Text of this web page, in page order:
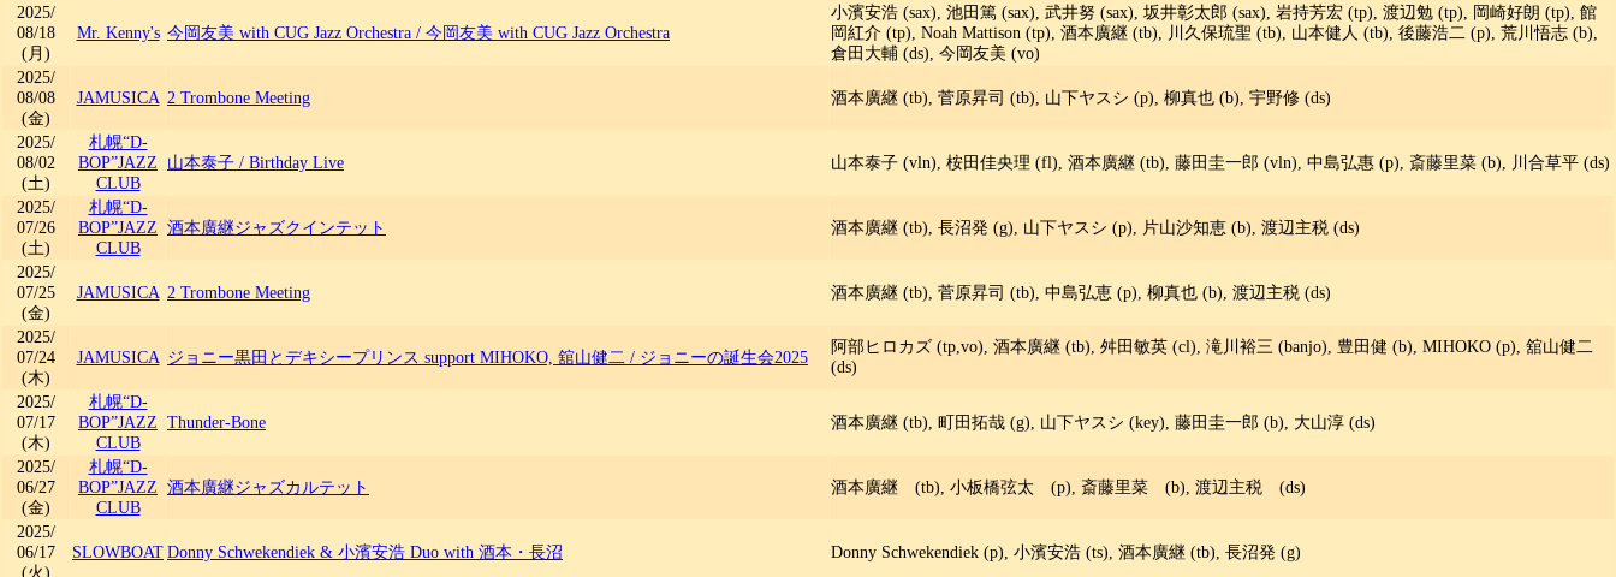
2025/
08/18
(月)
Mr. Kenny's 今岡友美 with CUG Jazz Orchestra / 今岡友美 with CUG Jazz Orchestra
小濱安浩 (sax), 池田篤 (sax), 武井努 (sax), 坂井彰太郎 (sax), 岩持芳宏 (tp), 渡辺勉 (tp), 岡崎好朗 (tp), 館
岡紅介 (tp), Noah Mattison (tp), 酒本廣継 (tb), 川久保琉聖 (tb), 山本健人 (tb), 後藤浩二 (p), 荒川悟志 (b),
倉田大輔 (ds), 今岡友美 (vo)
2025/
08/08
(金)
JAMUSICA 2 Trombone Meeting 酒本廣継 (tb), 菅原昇司 (tb), 山下ヤスシ (p), 柳真也 (b), 宇野修 (ds)
2025/
08/02
(土)
札幌“D-
BOP”JAZZ
CLUB
山本泰子 / Birthday Live 山本泰子 (vln), 桉田佳央理 (fl), 酒本廣継 (tb), 藤田圭一郎 (vln), 中島弘惠 (p), 斎藤里菜 (b), 川合草平 (ds)
2025/
07/26
(土)
札幌“D-
BOP”JAZZ
CLUB
酒本廣継ジャズクインテット 酒本廣継 (tb), 長沼発 (g), 山下ヤスシ (p), 片山沙知恵 (b), 渡辺主税 (ds)
2025/
07/25
(金)
JAMUSICA 2 Trombone Meeting 酒本廣継 (tb), 菅原昇司 (tb), 中島弘恵 (p), 柳真也 (b), 渡辺主税 (ds)
2025/
07/24
(木)
JAMUSICA ジョニー黒田とデキシープリンス support MIHOKO, 舘山健二 / ジョニーの誕生会2025
阿部ヒロカズ (tp,vo), 酒本廣継 (tb), 舛田敏英 (cl), 滝川裕三 (banjo), 豊田健 (b), MIHOKO (p), 舘山健二
(ds)
2025/
07/17
(木)
札幌“D-
BOP”JAZZ
CLUB
Thunder-Bone 酒本廣継 (tb), 町田拓哉 (g), 山下ヤスシ (key), 藤田圭一郎 (b), 大山淳 (ds)
2025/
06/27
(金)
札幌“D-
BOP”JAZZ
CLUB
酒本廣継ジャズカルテット 酒本廣継 (tb), 小板橋弦太 (p), 斎藤里菜 (b), 渡辺主税 (ds)
2025/
06/17
(火)
SLOWBOATDonny Schwekendiek & 小濱安浩 Duo with 酒本・長沼 Donny Schwekendiek (p), 小濱安浩 (ts), 酒本廣継 (tb), 長沼発 (g)